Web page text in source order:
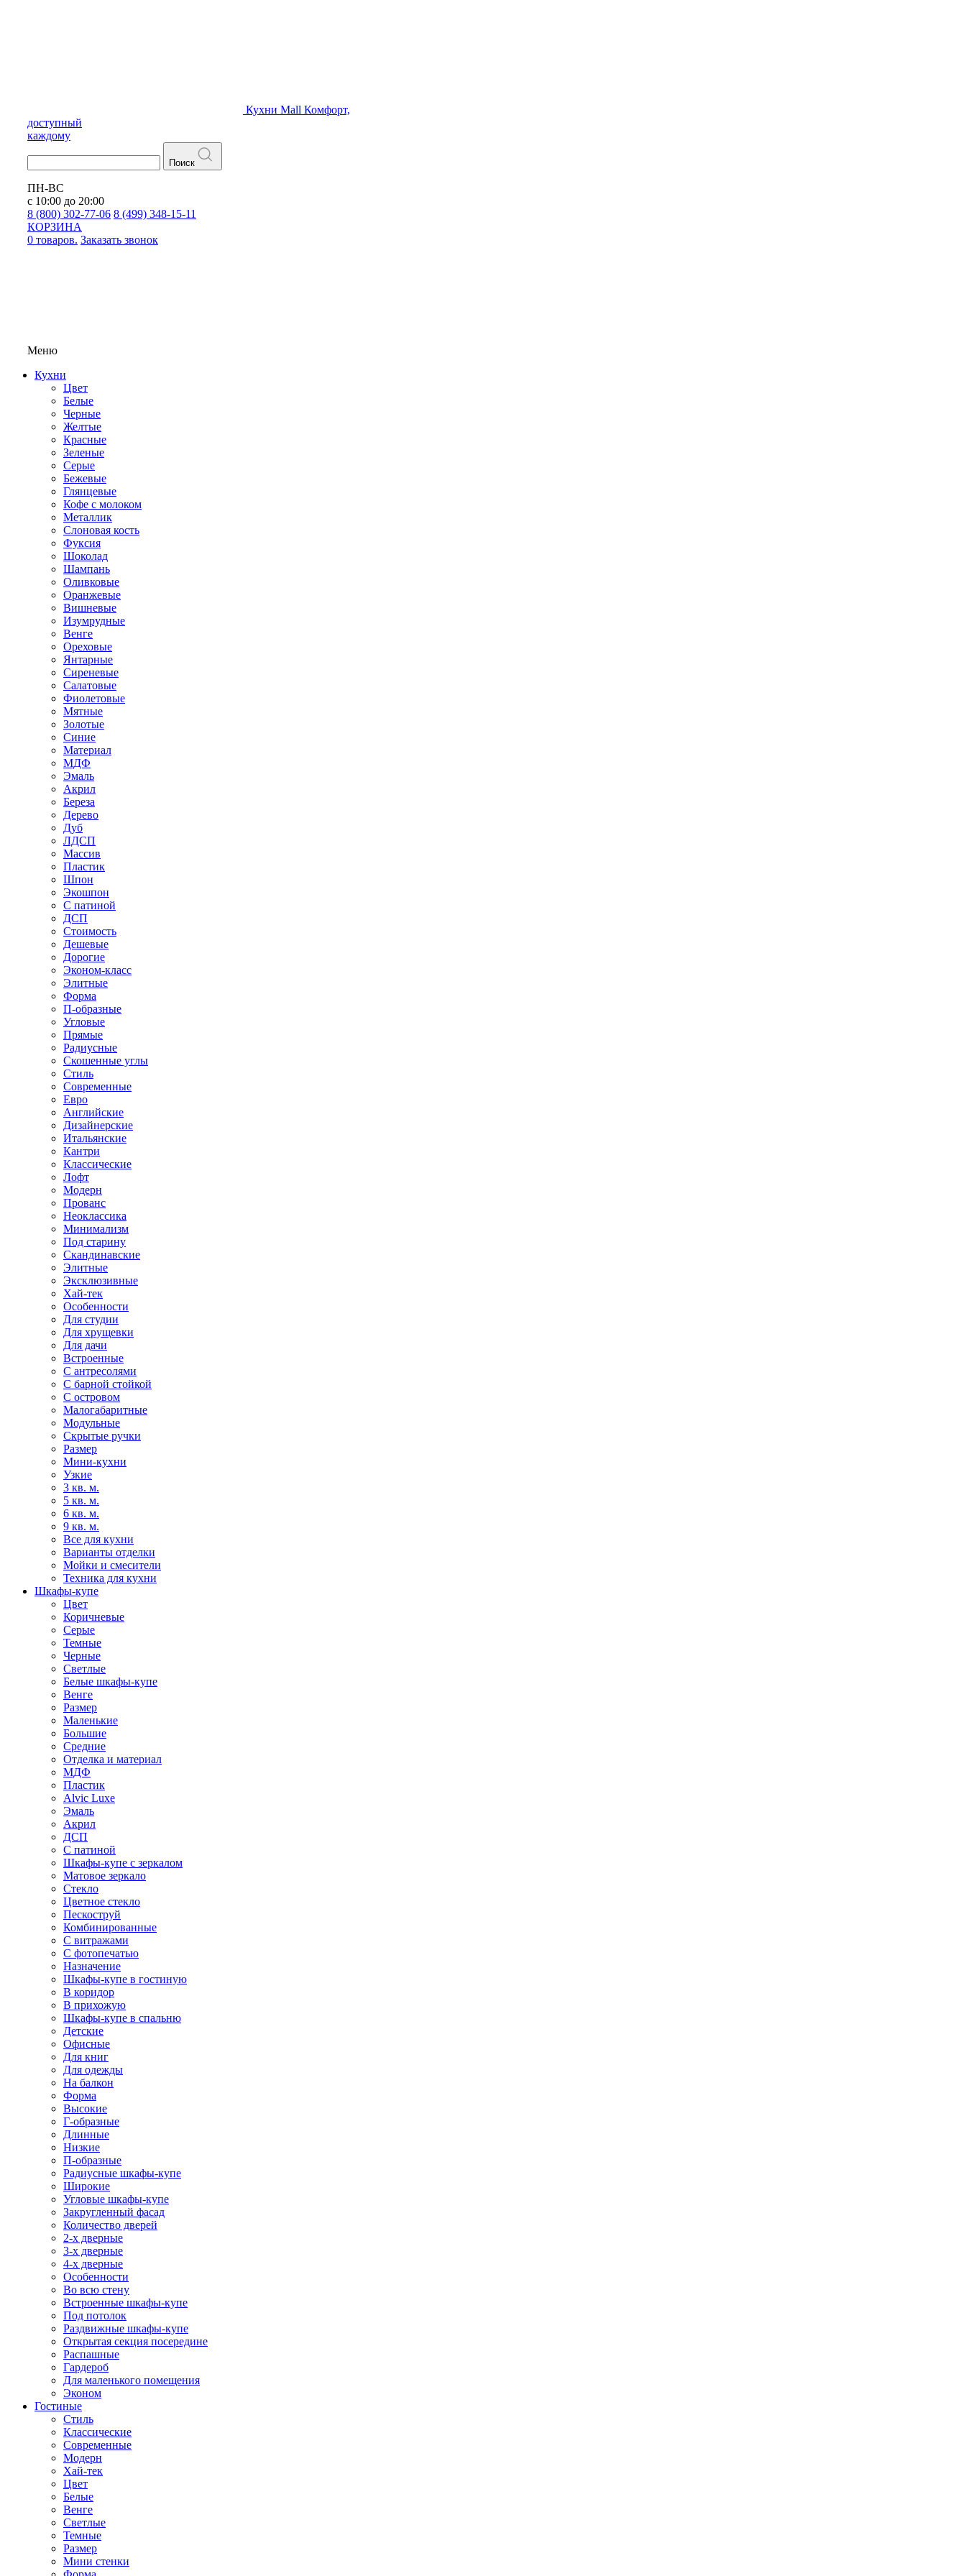
Кухни Mall Комфорт,
доступный
каждому
Поиск
ПН-ВС
с 10:00 до 20:00
8 (800) 302-77-06 8 (499) 348-15-11
КОРЗИНА
0 товаров. Заказать звонок
Меню
Кухни
Цвет
Белые
Черные
Желтые
Красные
Зеленые
Серые
Бежевые
Глянцевые
Кофе с молоком
Металлик
Слоновая кость
Фуксия
Шоколад
Шампань
Оливковые
Оранжевые
Вишневые
Изумрудные
Венге
Ореховые
Янтарные
Сиреневые
Салатовые
Фиолетовые
Мятные
Золотые
Синие
Материал
МДФ
Эмаль
Акрил
Береза
Дерево
Дуб
ЛДСП
Массив
Пластик
Шпон
Экошпон
С патиной
ДСП
Стоимость
Дешевые
Дорогие
Эконом-класс
Элитные
Форма
П-образные
Угловые
Прямые
Радиусные
Скошенные углы
Стиль
Современные
Евро
Английские
Дизайнерские
Итальянские
Кантри
Классические
Лофт
Модерн
Прованс
Неоклассика
Минимализм
Под старину
Скандинавские
Элитные
Эксклюзивные
Хай-тек
Особенности
Для студии
Для хрущевки
Для дачи
Встроенные
С антресолями
С барной стойкой
С островом
Малогабаритные
Модульные
Скрытые ручки
Размер
Мини-кухни
Узкие
3 кв. м.
5 кв. м.
6 кв. м.
9 кв. м.
Все для кухни
Варианты отделки
Мойки и смесители
Техника для кухни
Шкафы-купе
Цвет
Коричневые
Серые
Темные
Черные
Светлые
Белые шкафы-купе
Венге
Размер
Маленькие
Большие
Средние
Отделка и материал
МДФ
Пластик
Alvic Luxe
Эмаль
Акрил
ДСП
С патиной
Шкафы-купе с зеркалом
Матовое зеркало
Стекло
Цветное стекло
Пескоструй
Комбинированные
С витражами
С фотопечатью
Назначение
Шкафы-купе в гостиную
В коридор
В прихожую
Шкафы-купе в спальню
Детские
Офисные
Для книг
Для одежды
На балкон
Форма
Высокие
Г-образные
Длинные
Низкие
П-образные
Радиусные шкафы-купе
Широкие
Угловые шкафы-купе
Закругленный фасад
Количество дверей
2-х дверные
3-х дверные
4-х дверные
Особенности
Во всю стену
Встроенные шкафы-купе
Под потолок
Раздвижные шкафы-купе
Открытая секция посередине
Распашные
Гардероб
Для маленького помещения
Эконом
Гостиные
Стиль
Классические
Современные
Модерн
Хай-тек
Цвет
Белые
Венге
Светлые
Темные
Размер
Мини стенки